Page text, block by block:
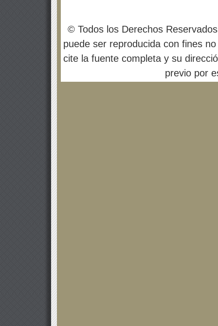
© Todos los Derechos
puede ser reproducida con fines
cite la fuente completa y su
previo por